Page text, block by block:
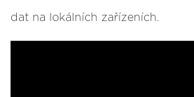
dat na lokálních zařízeních.